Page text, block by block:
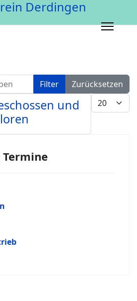
Filter
Zurücksetzen
Anzeige #
und